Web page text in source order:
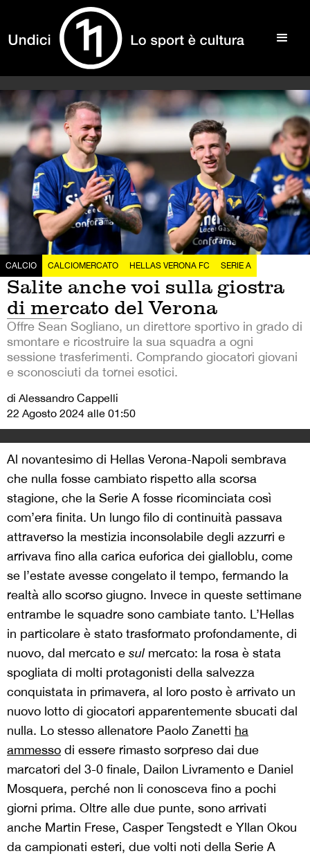
CALCIO CALCIOMERCATO HELLAS VERONA FC SERIE A
Salite anche voi sulla giostra
di mercato del Verona
Offre Sean Sogliano, un direttore sportivo in grado di
smontare e ricostruire la sua squadra a ogni
sessione trasferimenti. Comprando giocatori giovani
e sconosciuti da tornei esotici.
di Alessandro Cappelli
22 Agosto 2024 alle 01:50
Al novantesimo di Hellas Verona-Napoli sembrava
che nulla fosse cambiato rispetto alla scorsa
stagione, che la Serie A fosse ricominciata così
com’era finita. Un lungo filo di continuità passava
attraverso la mestizia inconsolabile degli azzurri e
arrivava fino alla carica euforica dei gialloblu, come
se l’estate avesse congelato il tempo, fermando la
realtà allo scorso giugno. Invece in queste settimane
entrambe le squadre sono cambiate tanto. L’Hellas
in particolare è stato trasformato profondamente, di
nuovo, dal mercato e sul mercato: la rosa è stata
spogliata di molti protagonisti della salvezza
conquistata in primavera, al loro posto è arrivato un
nuovo lotto di giocatori apparentemente sbucati dal
nulla. Lo stesso allenatore Paolo Zanetti ha
ammesso di essere rimasto sorpreso dai due
marcatori del 3-0 finale, Dailon Livramento e Daniel
Mosquera, perché non li conosceva fino a pochi
giorni prima. Oltre alle due punte, sono arrivati
anche Martin Frese, Casper Tengstedt e Yllan Okou
da campionati esteri, due volti noti della Serie A